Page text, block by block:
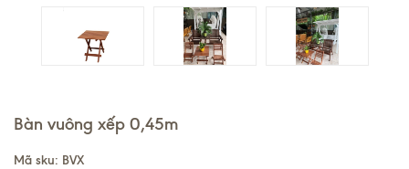
Bàn vuông xếp 0,45m
Mã sku: BVX